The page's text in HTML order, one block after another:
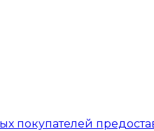
покупателей